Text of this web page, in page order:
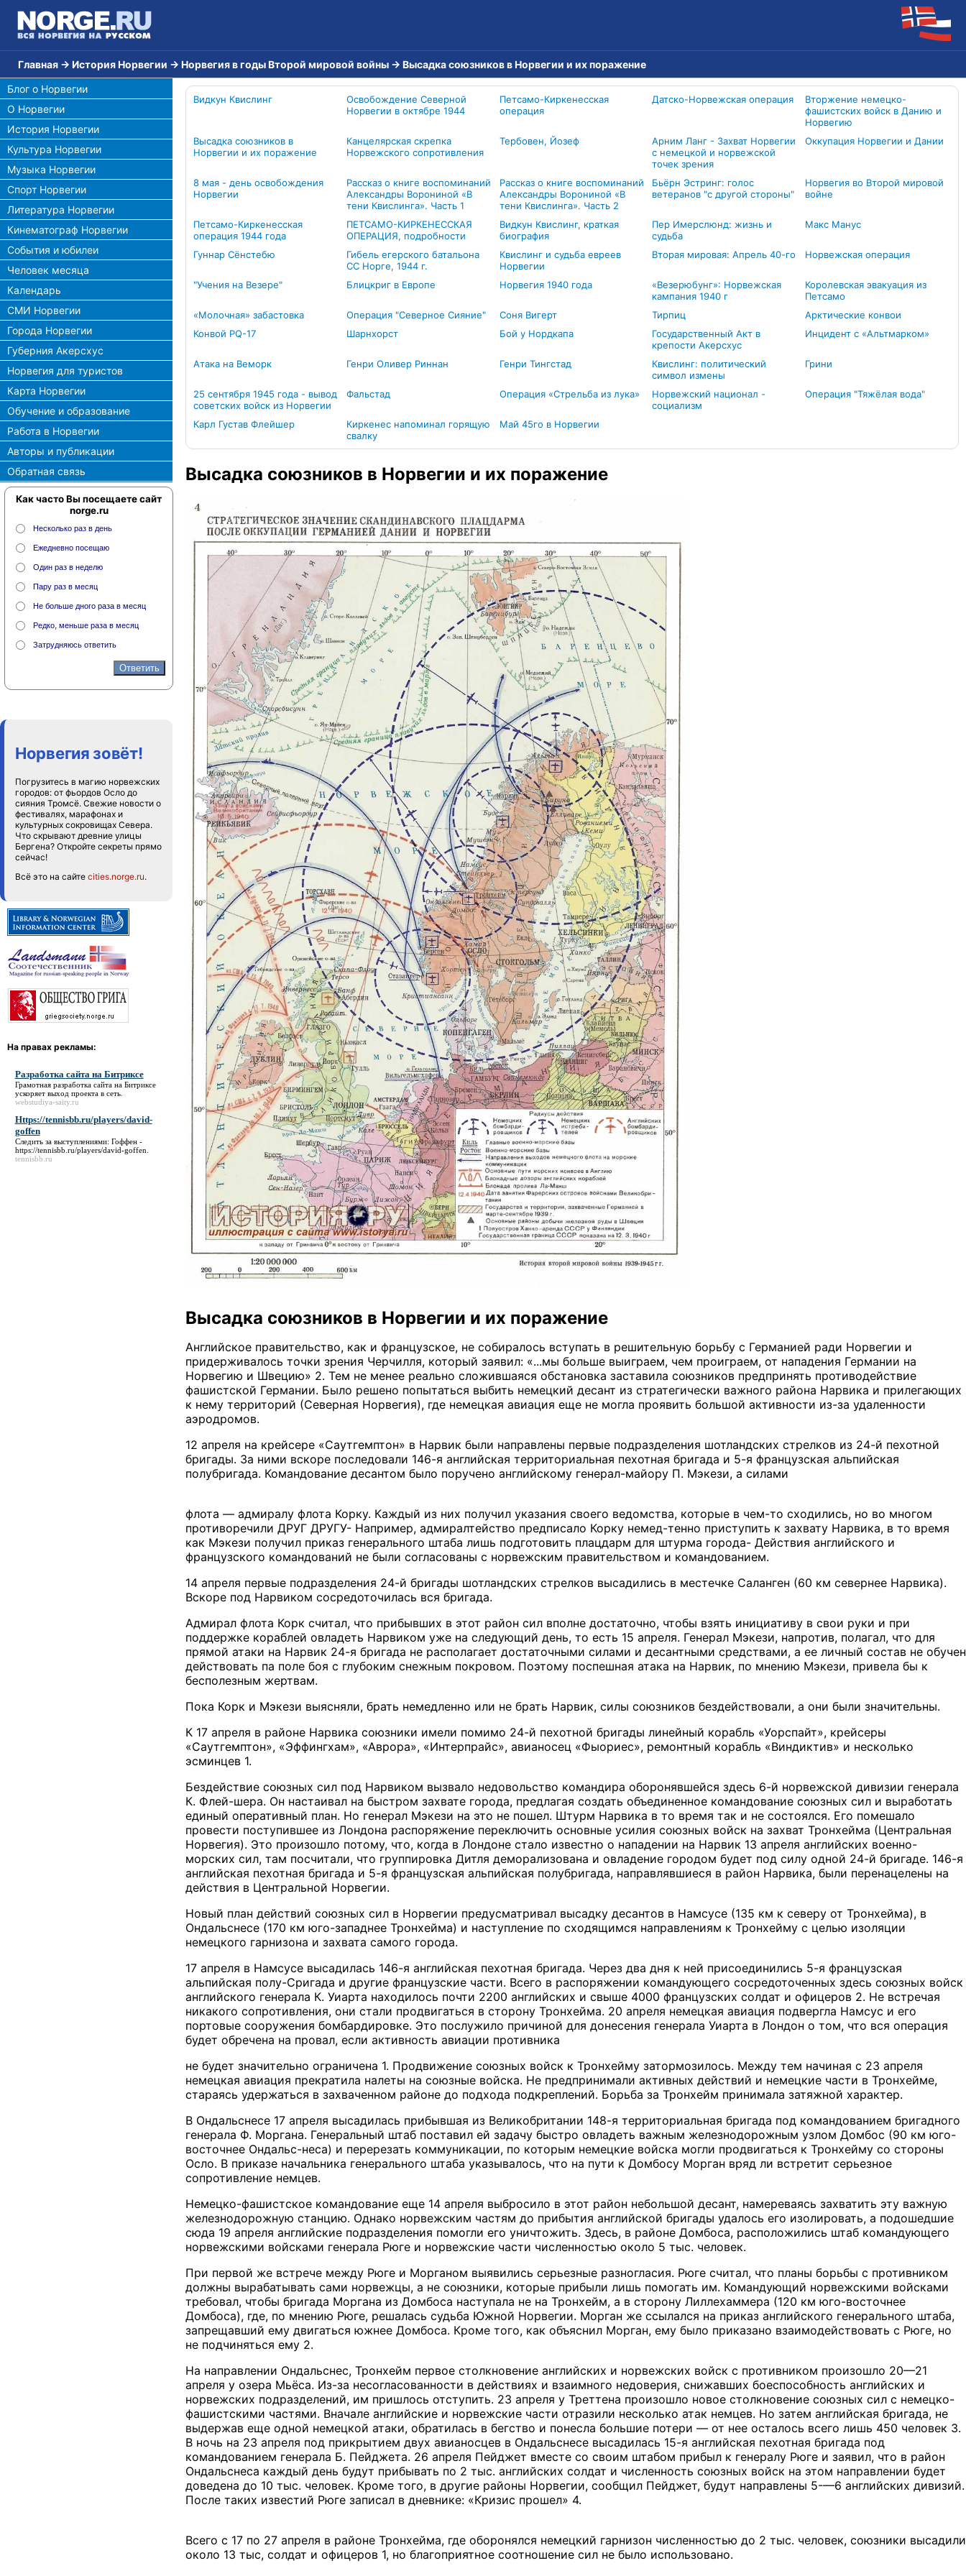
Главная → История Норвегии → Норвегия в годы Второй мировой войны → Высадка союзников в Норвегии и их поражение
Блог о Норвегии
О Норвегии
История Норвегии
Культура Норвегии
Музыка Норвегии
Спорт Норвегии
Литература Норвегии
Кинематограф Норвегии
События и юбилеи
Человек месяца
Календарь
СМИ Норвегии
Города Норвегии
Губерния Акерсхус
Норвегия для туристов
Карта Норвегии
Обучение и образование
Работа в Норвегии
Авторы и публикации
Обратная связь
Как часто Вы посещаете сайт
norge.ru
Несколько раз в день
Ежедневно посещаю
Один раз в неделю
Пару раз в месяц
Не больше дного раза в месяц
Редко, меньше раза в месяц
Затрудняюсь ответить
Норвегия зовёт!
Погрузитесь в магию норвежских
городов: от фьордов Осло до
сияния Тромсё. Свежие новости о
фестивалях, марафонах и
культурных сокровищах Севера.
Что скрывают древние улицы
Бергена? Откройте секреты прямо
сейчас!
Всё это на сайте cities.norge.ru.
На правах рекламы:
Разработка сайта на Битриксе
Грамотная разработка сайта на Битриксе
ускоряет выход проекта в сеть.
webstudiya-saity.ru
Https://tennisbb.ru/players/david-
goffen
Следить за выступлениями: Гоффен -
https://tennisbb.ru/players/david-goffen
tennisbb.ru
Видкун Квислинг
Освобождение Северной
Норвегии в октябре 1944
Петсамо-Киркенесская
операция
Датско-Норвежская операция
Вторжение немецко-
фашистских войск в Данию и
Норвегию
Высадка союзников в
Норвегии и их поражение
Канцелярская скрепка
Норвежского сопротивления
Тербовен, Йозеф
Арним Ланг - Захват Норвегии
с немецкой и норвежской
точек зрения
Оккупация Норвегии и Дании
8 мая - день освобождения
Норвегии
Рассказ о книге воспоминаний
Александры Ворониной «В
тени Квислинга». Часть 1
Рассказ о книге воспоминаний
Александры Ворониной «В
тени Квислинга». Часть 2
Бьёрн Эстринг: голос
ветеранов "с другой стороны"
Норвегия во Второй мировой
войне
Петсамо-Киркенесская
операция 1944 года
ПЕТСАМО-КИРКЕНЕССКАЯ
ОПЕРАЦИЯ, подробности
Видкун Квислинг, краткая
биография
Пер Имерслюнд: жизнь и
судьба
Макс Манус
Гуннар Сёнстебю
Гибель егерского батальона
СС Норге, 1944 г.
Квислинг и судьба евреев
Норвегии
Вторая мировая: Апрель 40-го Норвежская операция
"Учения на Везере" Блицкриг в Европе Норвегия 1940 года
«Везерюбунг»: Норвежская
кампания 1940 г
Королевская эвакуация из
Петсамо
«Молочная» забастовка
Операция "Северное Сияние" Соня Вигерт Тирпиц
Арктические конвои
Конвой PQ-17
Шарнхорст Бой у Нордкапа
Государственный Акт в
крепости Акерсхус
Инцидент с «Альтмарком»
Атака на Веморк Генри Оливер Риннан Генри Тингстад
Квислинг: политический
символ измены
Грини
25 сентября 1945 года - вывод
советских войск из Норвегии
Фальстад Операция «Стрельба из лука»
Норвежский национал -
социализм
Операция "Тяжёлая вода"
Карл Густав Флейшер
Киркенес напоминал горящую
свалку
Май 45го в Норвегии
Высадка союзников в Норвегии и их поражение
Высадка союзников в Норвегии и их поражение
Английское правительство, как и французское, не собиралось вступать в решительную борьбу с Германией ради Норвегии и
придерживалось точки зрения Черчилля, который заявил: «...мы больше выиграем, чем проиграем, от нападения Германии на
Норвегию и Швецию» 2. Тем не менее реально сложившаяся обстановка заставила союзников предпринять противодействие
фашистской Германии. Было решено попытаться выбить немецкий десант из стратегически важного района Нарвика и прилегающих
к нему территорий (Северная Норвегия), где немецкая авиация еще не могла проявить большой активности из-за удаленности
аэродромов.
12 апреля на крейсере «Саутгемптон» в Нарвик были направлены первые подразделения шотландских стрелков из 24-й пехотной
бригады. За ними вскоре последовали 146-я английская территориальная пехотная бригада и 5-я французская альпийская
полубригада. Командование десантом было поручено английскому генерал-майору П. Мэкези, а силами
флота — адмиралу флота Корку. Каждый из них получил указания своего ведомства, которые в чем-то сходились, но во многом
противоречили ДРУГ ДРУГУ- Например, адмиралтейство предписало Корку немед-тенно приступить к захвату Нарвика, в то время
как Мэкези получил приказ генерального штаба лишь подготовить плацдарм для штурма города- Действия английского и
французского командований не были согласованы с норвежским правительством и командованием.
14 апреля первые подразделения 24-й бригады шотландских стрелков высадились в местечке Саланген (60 км севернее Нарвика).
Вскоре под Нарвиком сосредоточилась вся бригада.
Адмирал флота Корк считал, что прибывших в этот район сил вполне достаточно, чтобы взять инициативу в свои руки и при
поддержке кораблей овладеть Нарвиком уже на следующий день, то есть 15 апреля. Генерал Мэкези, напротив, полагал, что для
прямой атаки на Нарвик 24-я бригада не располагает достаточными силами и десантными средствами, а ее личный состав не обучен
действовать па поле боя с глубоким снежным покровом. Поэтому поспешная атака на Нарвик, по мнению Мэкези, привела бы к
бесполезным жертвам.
Пока Корк и Мэкези выясняли, брать немедленно или не брать Нарвик, силы союзников бездействовали, а они были значительны.
К 17 апреля в районе Нарвика союзники имели помимо 24-й пехотной бригады линейный корабль «Уорспайт», крейсеры
«Саутгемптон», «Эффингхам», «Аврора», «Интерпрайс», авианосец «Фыориес», ремонтный корабль «Виндиктив» и несколько
эсминцев 1.
Бездействие союзных сил под Нарвиком вызвало недовольство командира оборонявшейся здесь 6-й норвежской дивизии генерала
К. Флей-шера. Он настаивал на быстром захвате города, предлагая создать объединенное командование союзных сил и выработать
единый оперативный план. Но генерал Мэкези на это не пошел. Штурм Нарвика в то время так и не состоялся. Его помешало
провести поступившее из Лондона распоряжение переключить основные усилия союзных войск на захват Тронхейма (Центральная
Норвегия). Это произошло потому, что, когда в Лондоне стало известно о нападении на Нарвик 13 апреля английских военно-
морских сил, там посчитали, что группировка Дитля деморализована и овладение городом будет под силу одной 24-й бригаде. 146-я
английская пехотная бригада и 5-я французская альпийская полубригада, направлявшиеся в район Нарвика, были перенацелены на
действия в Центральной Норвегии.
Новый план действий союзных сил в Норвегии предусматривал высадку десантов в Намсусе (135 км к северу от Тронхейма), в
Ондальснесе (170 км юго-западнее Тронхейма) и наступление по сходящимся направлениям к Тронхейму с целью изоляции
немецкого гарнизона и захвата самого города.
17 апреля в Намсусе высадилась 146-я английская пехотная бригада. Через два дня к ней присоединились 5-я французская
альпийская полу-Сригада и другие французские части. Всего в распоряжении командующего сосредоточенных здесь союзных войск
английского генерала К. Уиарта находилось почти 2200 английских и свыше 4000 французских солдат и офицеров 2. Не встречая
никакого сопротивления, они стали продвигаться в сторону Тронхейма. 20 апреля немецкая авиация подвергла Намсус и его
портовые сооружения бомбардировке. Это послужило причиной для донесения генерала Уиарта в Лондон о том, что вся операция
будет обречена на провал, если активность авиации противника
не будет значительно ограничена 1. Продвижение союзных войск к Тронхейму затормозилось. Между тем начиная с 23 апреля
немецкая авиация прекратила налеты на союзные войска. Не предпринимали активных действий и немецкие части в Тронхейме,
стараясь удержаться в захваченном районе до подхода подкреплений. Борьба за Тронхейм принимала затяжной характер.
В Ондальснесе 17 апреля высадилась прибывшая из Великобритании 148-я территориальная бригада под командованием бригадного
генерала Ф. Моргана. Генеральный штаб поставил ей задачу быстро овладеть важным железнодорожным узлом Домбос (90 км юго-
восточнее Ондальс-неса) и перерезать коммуникации, по которым немецкие войска могли продвигаться к Тронхейму со стороны
Осло. В приказе начальника генерального штаба указывалось, что на пути к Домбосу Морган вряд ли встретит серьезное
сопротивление немцев.
Немецко-фашистское командование еще 14 апреля выбросило в этот район небольшой десант, намереваясь захватить эту важную
железнодорожную станцию. Однако норвежским частям до прибытия английской бригады удалось его изолировать, а подошедшие
сюда 19 апреля английские подразделения помогли его уничтожить. Здесь, в районе Домбоса, расположились штаб командующего
норвежскими войсками генерала Рюге и норвежские части численностью около 5 тыс. человек.
При первой же встрече между Рюге и Морганом выявились серьезные разногласия. Рюге считал, что планы борьбы с противником
должны вырабатывать сами норвежцы, а не союзники, которые прибыли лишь помогать им. Командующий норвежскими войсками
требовал, чтобы бригада Моргана из Домбоса наступала не на Тронхейм, а в сторону Лиллехаммера (120 км юго-восточнее
Домбоса), где, по мнению Рюге, решалась судьба Южной Норвегии. Морган же ссылался на приказ английского генерального штаба,
запрещавший ему двигаться южнее Домбоса. Кроме того, как объяснил Морган, ему было приказано взаимодействовать с Рюге, но
не подчиняться ему 2.
На направлении Ондальснес, Тронхейм первое столкновение английских и норвежских войск с противником произошло 20—21
апреля у озера Мьёса. Из-за несогласованности в действиях и взаимного недоверия, снижавших боеспособность английских и
норвежских подразделений, им пришлось отступить. 23 апреля у Треттена произошло новое столкновение союзных сил с немецко-
фашистскими частями. Вначале английские и норвежские части отразили несколько атак немцев. Но затем английская бригада, не
выдержав еще одной немецкой атаки, обратилась в бегство и понесла большие потери — от нее осталось всего лишь 450 человек 3.
В ночь на 23 апреля под прикрытием двух авианосцев в Ондальснесе высадилась 15-я английская пехотная бригада под
командованием генерала Б. Пейджета. 26 апреля Пейджет вместе со своим штабом прибыл к генералу Рюге и заявил, что в район
Ондальснеса каждый день будут прибывать по 2 тыс. английских солдат и численность союзных войск на этом направлении будет
доведена до 10 тыс. человек. Кроме того, в другие районы Норвегии, сообщил Пейджет, будут направлены 5-—6 английских дивизий.
После таких известий Рюге записал в дневнике: «Кризис прошел» 4.
Всего с 17 по 27 апреля в районе Тронхейма, где оборонялся немецкий гарнизон численностью до 2 тыс. человек, союзники высадили
около 13 тыс, солдат и офицеров 1, но благоприятное соотношение сил не было использовано.